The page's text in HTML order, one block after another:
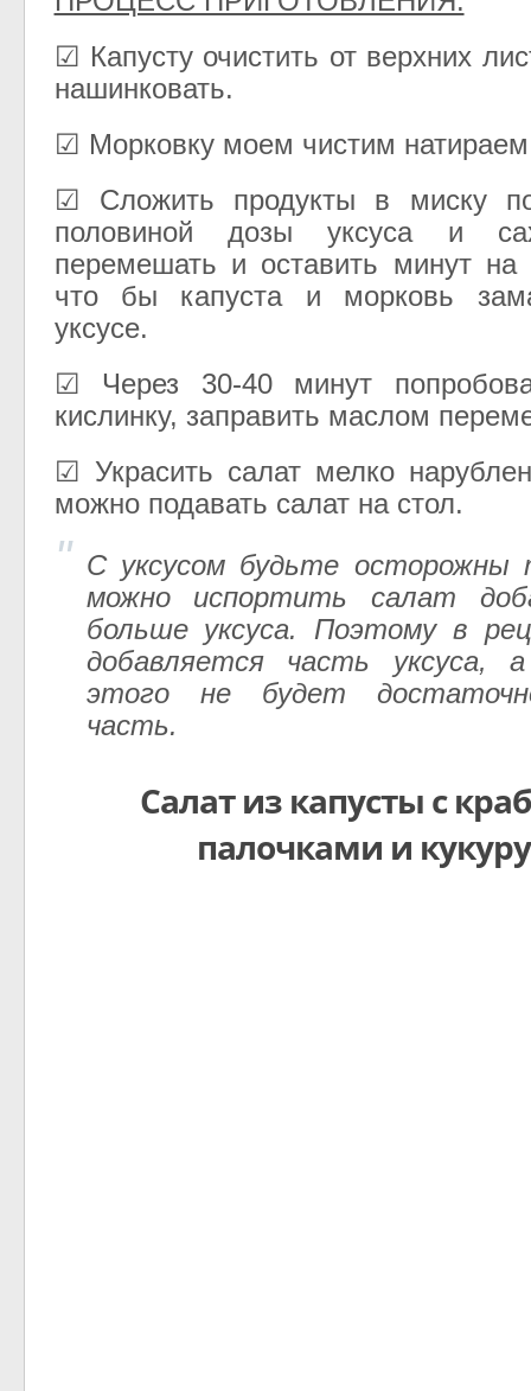
☑ Капусту очистить от верхних
нашинковать.
☑ Морковку моем чистим натираем
☑ Сложить продукты в миску
половиной дозы уксуса и
перемешать и оставить минут на
что бы капуста и морковь
уксусе.
☑ Через 30-40 минут
кислинку, заправить маслом
☑ Украсить салат мелко
можно подавать салат на стол.
С уксусом будьте осторожны
можно испортить салат
больше уксуса. Поэтому в
добавляется часть уксуса,
этого не будет
часть.
Салат из капусты с
палочками и